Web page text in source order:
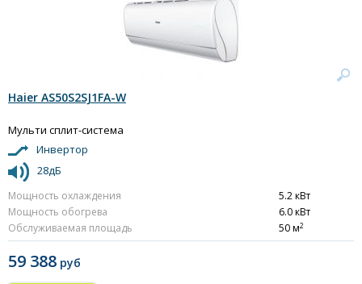
Haier AS50S2SJ1FA-W
Мульти сплит-система
Инвертор
28дБ
Мощность охлаждения
5.2 кВт
Мощность обогрева
6.0 кВт
Обслуживаемая площадь
50 м2
59 388 руб